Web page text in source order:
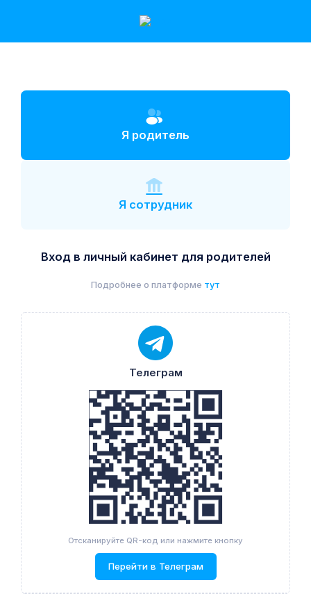
Я родитель
Я сотрудник
Вход в личный кабинет для родителей
Подробнее о платформе тут
Телеграм
Отсканируйте QR-код или нажмите кнопку
Перейти в Телеграм